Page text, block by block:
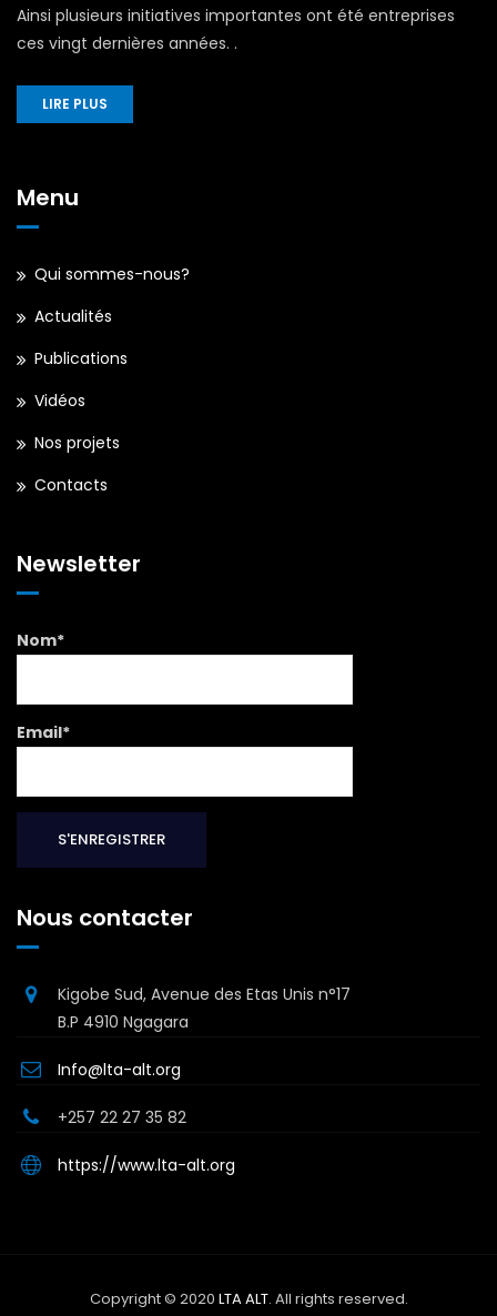
Ainsi plusieurs initiatives importantes ont été entreprises
ces vingt dernières années. .
LIRE PLUS
Menu
Qui sommes-nous?
Actualités
Publications
Vidéos
Nos projets
Contacts
Newsletter
Nom*
Email*
Nous contacter
Kigobe Sud, Avenue des Etas Unis n°17
B.P 4910 Ngagara
Info@lta-alt.org
+257 22 27 35 82
https://www.lta-alt.org
Copyright © 2020 LTA ALT. All rights reserved.